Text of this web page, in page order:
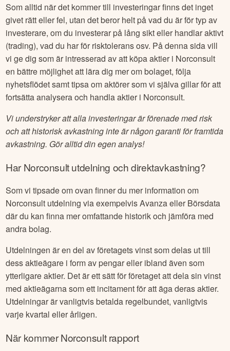
Som alltid när det kommer till investeringar finns det inget
givet rätt eller fel, utan det beror helt på vad du är för typ av
investerare, om du investerar på lång sikt eller handlar aktivt
(trading), vad du har för risktolerans osv. På denna sida vill
vi ge dig som är intresserad av att köpa aktier i Norconsult
en bättre möjlighet att lära dig mer om bolaget, följa
nyhetsflödet samt tipsa om aktörer som vi själva gillar för att
fortsätta analysera och handla aktier i Norconsult.
Vi understryker att alla investeringar är förenade med risk
och att historisk avkastning inte är någon garanti för framtida
avkastning. Gör alltid din egen analys!
HarNorconsultutdelning och direktavkastning?
Som vi tipsade om ovan finner du mer information om
Norconsult utdelning via exempelvis Avanza eller Börsdata
där du kan finna mer omfattande historik och jämföra med
andra bolag.
Utdelningen är en del av företagets vinst som delas ut till
dess aktieägare i form av pengar eller ibland även som
ytterligare aktier. Det är ett sätt för företaget att dela sin vinst
med aktieägarna som ett incitament för att äga deras aktier.
Utdelningar är vanligtvis betalda regelbundet, vanligtvis
varje kvartal eller årligen.
När kommerNorconsultrapport